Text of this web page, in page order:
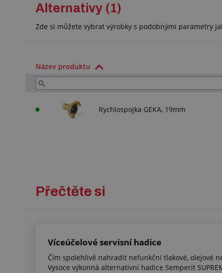
Alternativy (1)
Zde si můžete vybrat výrobky s podobnými parametry
Název produktu
Rychlospojka GEKA, 19mm
Přečtěte si
Víceúčelové servisní hadice
Čím spolehlivě nahradit nefunkční tlakové, olejové
Vysoce výkonná alternativní hadice Semperit